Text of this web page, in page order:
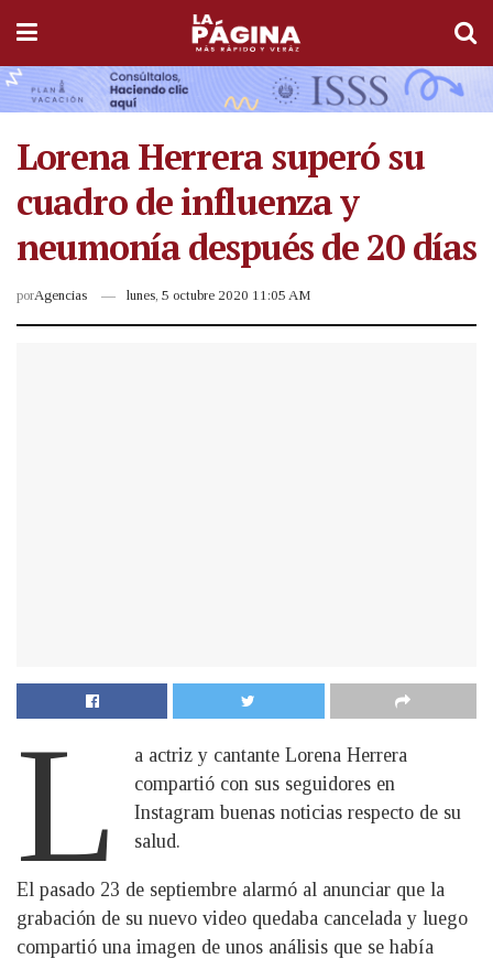
Lorena Herrera superó su
cuadro de influenza y
neumonía después de 20 días
porAgencias lunes, 5 octubre 2020 11:05 AM
L
a actriz y cantante Lorena Herrera
compartió con sus seguidores en
Instagram buenas noticias respecto de su
salud.
El pasado 23 de septiembre alarmó al anunciar que la
grabación de su nuevo video quedaba cancelada y luego
compartió una imagen de unos análisis que se había